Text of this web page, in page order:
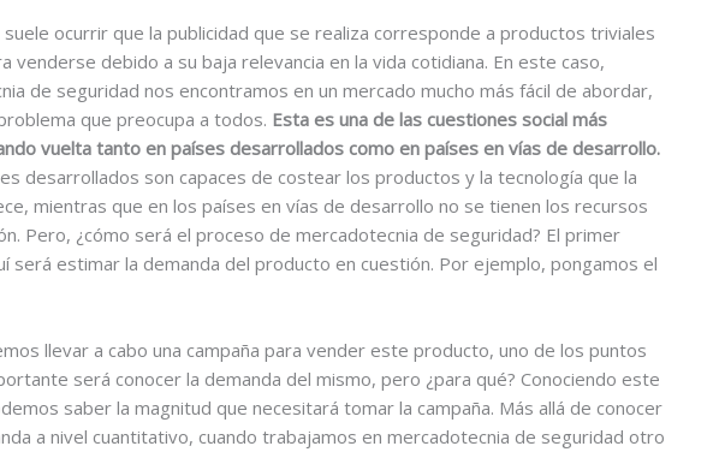
ocurrir que la publicidad que se realiza corresponde a productos triviales
venderse debido a su baja relevancia en la vida cotidiana. En este caso,
de seguridad nos encontramos en un mercado mucho más fácil de abordar,
que preocupa a todos. Esta es una de las cuestiones social más
vuelta tanto en países desarrollados como en países en vías de desarrollo.
desarrollados son capaces de costear los productos y la tecnología que la
mientras que en los países en vías de desarrollo no se tienen los recursos
Pero, ¿cómo será el proceso de mercadotecnia de seguridad? El primer
será estimar la demanda del producto en cuestión. Por ejemplo, pongamos el
llevar a cabo una campaña para vender este producto, uno de los puntos
será conocer la demanda del mismo, pero ¿para qué? Conociendo este
saber la magnitud que necesitará tomar la campaña. Más allá de conocer
a nivel cuantitativo, cuando trabajamos en mercadotecnia de seguridad otro